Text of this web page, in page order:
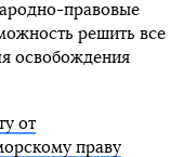
правовые
решить все
освобождения
от
праву